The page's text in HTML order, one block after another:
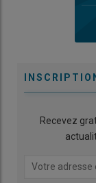
Recevez